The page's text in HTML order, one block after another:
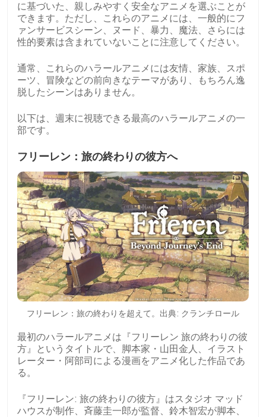
に基づいた、親しみやすく安全なアニメを選ぶことが
できます。ただし、これらのアニメには、一般的にフ
ァンサービスシーン、ヌード、暴力、魔法、さらには
性的要素は含まれていないことに注意してください。
通常、これらのハラールアニメには友情、家族、スポ
ーツ、冒険などの前向きなテーマがあり、もちろん逸
脱したシーンはありません。
以下は、週末に視聴できる最高のハラールアニメの一
部です。
フリーレン：旅の終わりの彼方へ
フリーレン：旅の終わりを超えて。出典: クランチロール
最初のハラールアニメは『フリーレン 旅の終わりの彼
方』というタイトルで、脚本家・山田金人、イラスト
レーター・阿部司による漫画をアニメ化した作品であ
る。
『フリーレン: 旅の終わりの彼方』はスタジオ マッド
ハウスが制作、斉藤圭一郎が監督、鈴木智宏が脚本、